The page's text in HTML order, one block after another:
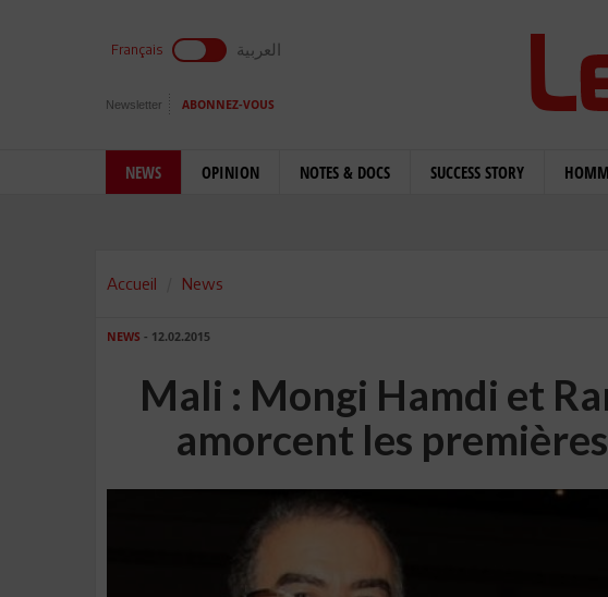
Français العربية
Newsletter ABONNEZ-VOUS
NEWS OPINION NOTES & DOCS SUCCESS STORY
Accueil News
NEWS - 12.02.2015
Mali : Mongi Hamdi et
amorcent les